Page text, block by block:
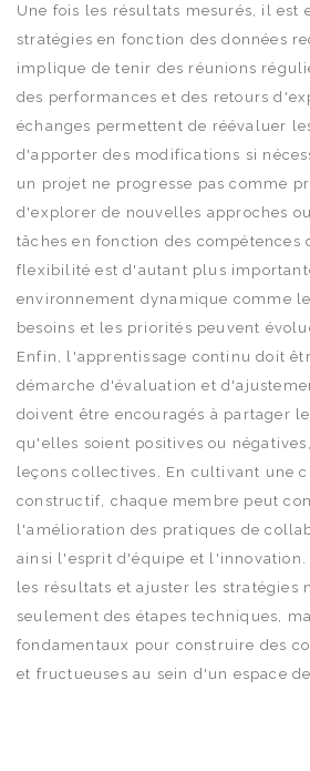
Une fois les résultats mesurés, il est
stratégies en fonction des données
implique de tenir des réunions
des performances et des retours
échanges permettent de réévaluer
d'apporter des modifications si
un projet ne progresse pas comme
d'explorer de nouvelles approches
tâches en fonction des compétences
flexibilité est d'autant plus
environnement dynamique comme
besoins et les priorités peuvent
Enfin, l'apprentissage continu doit
démarche d'évaluation et
doivent être encouragés à partager
qu'elles soient positives ou
leçons collectives. En cultivant une
constructif, chaque membre peut
l'amélioration des pratiques de
ainsi l'esprit d'équipe et l'innovation.
les résultats et ajuster les stratégies
seulement des étapes techniques,
fondamentaux pour construire des
et fructueuses au sein d'un espace